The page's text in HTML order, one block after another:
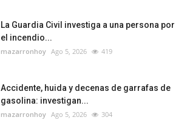
La Guardia Civil investiga a una persona por
el incendio...
mazarronhoy Ago 5, 2026 419
Accidente, huida y decenas de garrafas de
gasolina: investigan...
mazarronhoy Ago 5, 2026 304